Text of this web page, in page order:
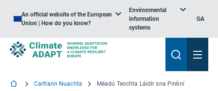
An official website of the European
Union | How do you know?
Environmental
information
systems
GA
Cartlann Nuachta Méadú Teochta Láidir sna Piréiní